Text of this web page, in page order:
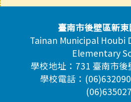
頁尾區域內容臺南市後壁區新
Tainan Municipal Houbi
Elementary
學校地址：731 臺南市
學校電話：